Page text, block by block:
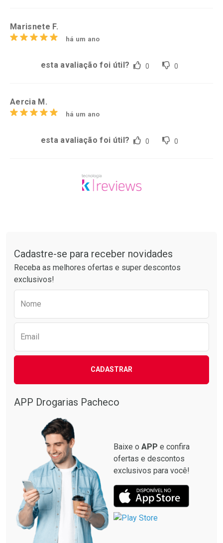
Marisnete F.
há um ano
esta avaliação foi útil? 0 0
Aercia M.
há um ano
esta avaliação foi útil? 0 0
Cadastre-se para receber novidades
Receba as melhores ofertas e super descontos
exclusivos!
Nome
Email
CADASTRAR
APP Drogarias Pacheco
Baixe o APP e confira
ofertas e descontos
exclusivos para você!